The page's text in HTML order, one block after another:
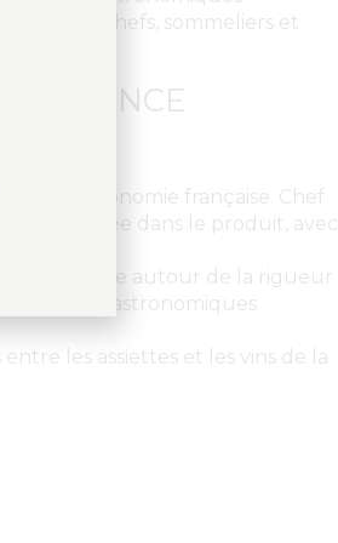
entre chefs, sommeliers et
la gastronomie française. Chef
ancrée dans le produit, avec
structurée autour de la rigueur
gastronomiques
les assiettes et les vins de la